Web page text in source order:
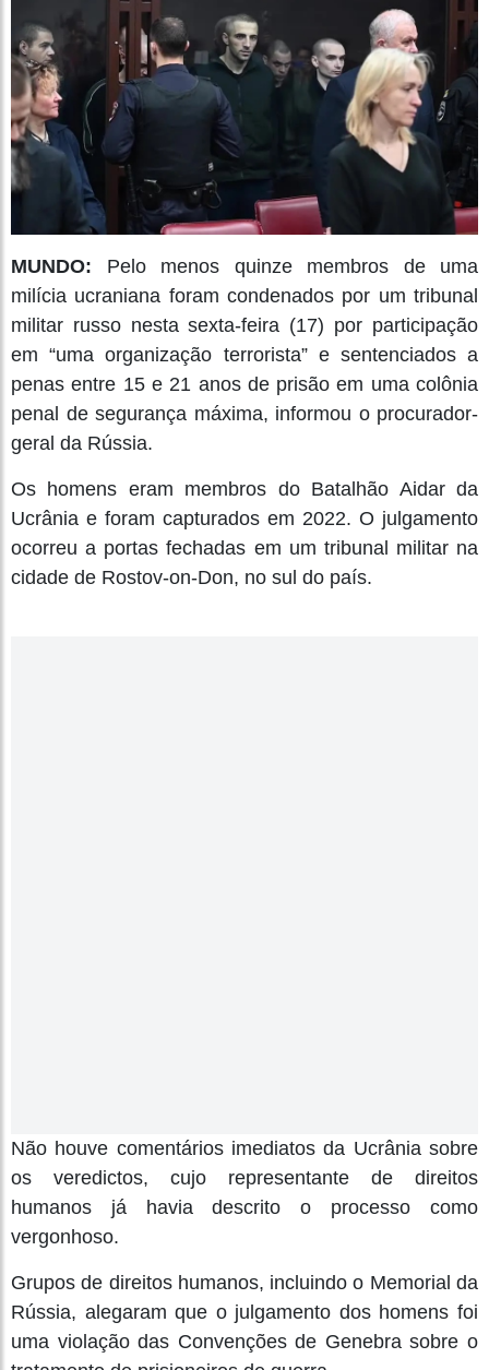
MUNDO: Pelo menos quinze membros de uma
milícia ucraniana foram condenados por um tribunal
militar russo nesta sexta-feira (17) por participação
em “uma organização terrorista” e sentenciados a
penas entre 15 e 21 anos de prisão em uma colônia
penal de segurança máxima, informou o procurador-
geral da Rússia.
Os homens eram membros do Batalhão Aidar da
Ucrânia e foram capturados em 2022. O julgamento
ocorreu a portas fechadas em um tribunal militar na
cidade de Rostov-on-Don, no sul do país.
Não houve comentários imediatos da Ucrânia sobre
os veredictos, cujo representante de direitos
humanos já havia descrito o processo como
vergonhoso.
Grupos de direitos humanos, incluindo o Memorial da
Rússia, alegaram que o julgamento dos homens foi
uma violação das Convenções de Genebra sobre o